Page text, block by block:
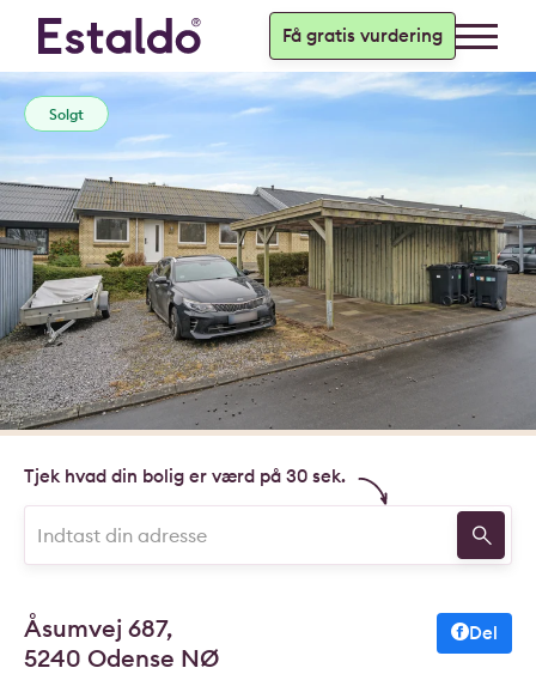
Få gratis vurdering
Solgt
Tjek hvad din bolig er værd på 30 sek.
Åsumvej 687,
5240 Odense NØ
Del